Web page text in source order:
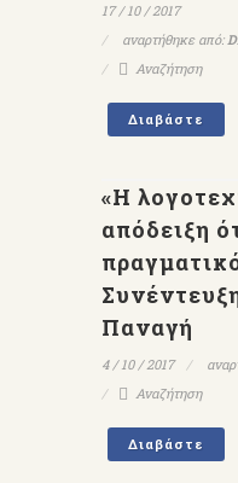
17 / 10 / 2017
αναρτήθηκε από:
Αναζήτηση
Διαβάστε
«Η
απόδειξη
Παναγή
4 / 10 / 2017
Αναζήτηση
Διαβάστε